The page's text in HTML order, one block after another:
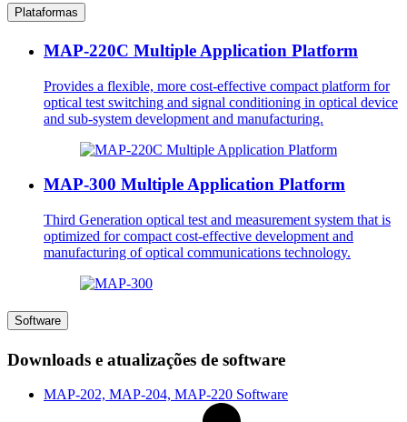
Plataformas
MAP-220C Multiple Application Platform
Provides a flexible, more cost-effective compact platform for
optical test switching and signal conditioning in optical device
and sub-system development and manufacturing.
MAP-300 Multiple Application Platform
Third Generation optical test and measurement system that is
optimized for compact cost-effective development and
manufacturing of optical communications technology.
Software
Downloads e atualizações de software
MAP-202, MAP-204, MAP-220 Software